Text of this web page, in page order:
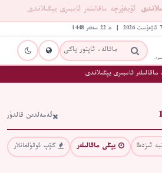
ئۇيغۇرچە ماقالىلەر ئامبىرى يېڭىلاندى
ئامبىرى يېڭىلاندى
ئەمەلدىن قالدۇر
يېڭى ماقالىلەر
كۆپ ئوقۇلغانلار